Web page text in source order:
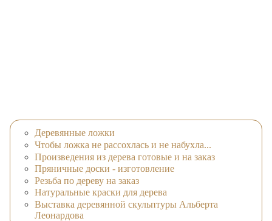
Деревянные ложки
Чтобы ложка не рассохлась и не набухла...
Произведения из дерева готовые и на заказ
Пряничные доски - изготовление
Резьба по дереву на заказ
Натуральные краски для дерева
Выставка деревянной скульптуры Альберта
Леонардова